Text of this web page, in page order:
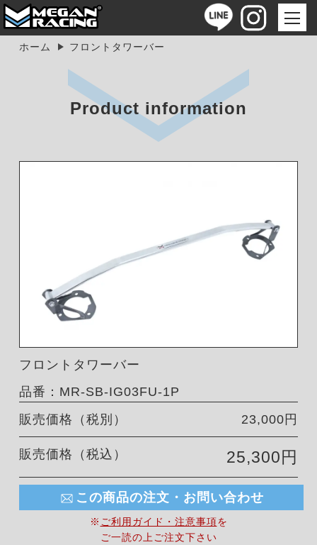
ホーム フロントタワーバー
Product information
フロントタワーバー
品番：MR-SB-IG03FU-1P
販売価格（税別）
23,000円
販売価格（税込） 25,300円
この商品の注文・お問い合わせ
※ ご利用ガイド・注意事項を
ご一読の上ご注文下さい